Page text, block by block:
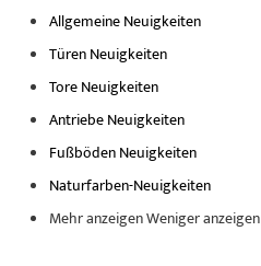
Allgemeine Neuigkeiten
Türen Neuigkeiten
Tore Neuigkeiten
Antriebe Neuigkeiten
Fußböden Neuigkeiten
Naturfarben-Neuigkeiten
Mehr anzeigenWeniger anzeigen